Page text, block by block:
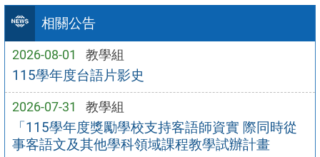
相關公告
2026-08-01 教學組
115學年度台語片影史
2026-07-31 教學組
「115學年度獎勵學校支持客語師資實 際同時從
事客語文及其他學科領域課程教學試辦計畫